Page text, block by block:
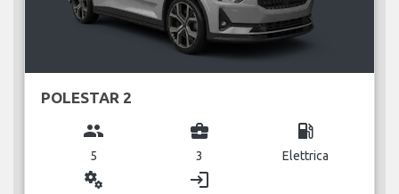
POLESTAR 2
group
5
business_center
3
local_gas_station
Elettrica
miscellaneous_services login